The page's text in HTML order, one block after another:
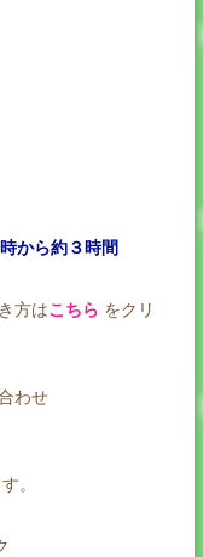
から約３時間
方はこちら をクリ
わせ
す。